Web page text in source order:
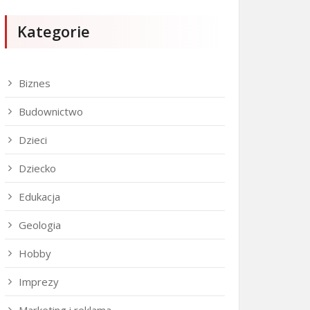
Kategorie
Biznes
Budownictwo
Dzieci
Dziecko
Edukacja
Geologia
Hobby
Imprezy